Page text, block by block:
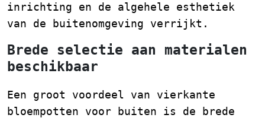
inrichting en de algehele esthetiek
van de buitenomgeving verrijkt.
Brede selectie aan materialen
beschikbaar
Een groot voordeel van vierkante
bloempotten voor buiten is de brede